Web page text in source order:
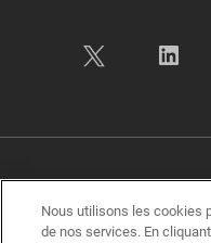
Plan d’accessibilité
Nous utilisons les cookies
de nos services. En